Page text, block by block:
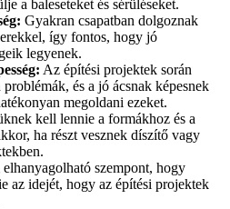
a baleseteket és sérüléseket.
Gyakran csapatban dolgoznak
így fontos, hogy jó
legyenek.
Az építési projektek során
és a jó ácsnak képesnek
megoldani ezeket.
kell lennie a formákhoz és a
ha részt vesznek díszítő vagy
szempont, hogy
az idejét, hogy az építési projektek